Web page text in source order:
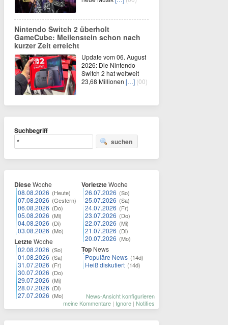
Nintendo Switch 2 überholt
GameCube: Meilenstein schon nach
kurzer Zeit erreicht
Update vom 06. August
2026: Die Nintendo
Switch 2 hat weltweit
23,68 Millionen […] (00)
Suchbegriff
suchen
DieseWoche
08.08.2026 (Heute)
07.08.2026 (Gestern)
06.08.2026 (Do)
05.08.2026 (Mi)
04.08.2026 (Di)
03.08.2026 (Mo)
LetzteWoche
02.08.2026 (So)
01.08.2026 (Sa)
31.07.2026 (Fr)
30.07.2026 (Do)
29.07.2026 (Mi)
28.07.2026 (Di)
27.07.2026 (Mo)
VorletzteWoche
26.07.2026 (So)
25.07.2026 (Sa)
24.07.2026 (Fr)
23.07.2026 (Do)
22.07.2026 (Mi)
21.07.2026 (Di)
20.07.2026 (Mo)
Top News
Populäre News (14d)
Heiß diskutiert (14d)
News-Ansicht konfigurieren
meine Kommentare | Ignore | Notifies